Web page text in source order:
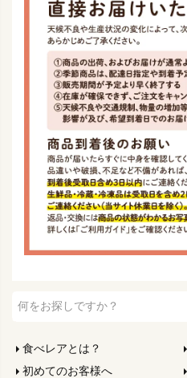
食べレアとは？
初めてのお客様へ